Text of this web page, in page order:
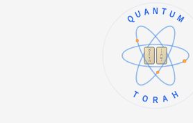
א
ב
ג
ד
ה
ו
ז
ח
ט
י
QUANTUM
TORAH